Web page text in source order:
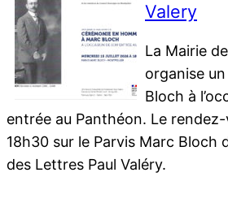
Valery
La Mairie
organise
Bloch à
entrée au Panthéon. Le
18h30 sur le Parvis Marc Bloch
des Lettres Paul Valéry.